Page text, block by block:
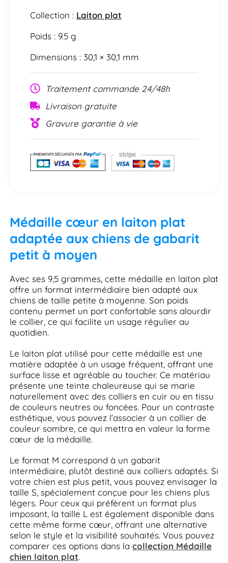
Collection : Laiton plat
Poids : 9.5 g
Dimensions : 30,1 × 30,1 mm
Traitement commande 24/48h
Livraison gratuite
Gravure garantie à vie
Médaille cœur en laiton plat
adaptée aux chiens de gabarit
petit à moyen
Avec ses 9,5 grammes, cette médaille en laiton plat
offre un format intermédiaire bien adapté aux
chiens de taille petite à moyenne. Son poids
contenu permet un port confortable sans alourdir
le collier, ce qui facilite un usage régulier au
quotidien.
Le laiton plat utilisé pour cette médaille est une
matière adaptée à un usage fréquent, offrant une
surface lisse et agréable au toucher. Ce matériau
présente une teinte chaleureuse qui se marie
naturellement avec des colliers en cuir ou en tissu
de couleurs neutres ou foncées. Pour un contraste
esthétique, vous pouvez l’associer à un collier de
couleur sombre, ce qui mettra en valeur la forme
cœur de la médaille.
Le format M correspond à un gabarit
intermédiaire, plutôt destiné aux colliers adaptés. Si
votre chien est plus petit, vous pouvez envisager la
taille S, spécialement conçue pour les chiens plus
légers. Pour ceux qui préfèrent un format plus
imposant, la taille L est également disponible dans
cette même forme cœur, offrant une alternative
selon le style et la visibilité souhaités. Vous pouvez
comparer ces options dans la collection Médaille
chien laiton plat.